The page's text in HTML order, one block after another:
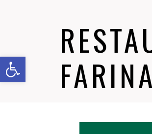
Abrir barra de herramientas
FARINA